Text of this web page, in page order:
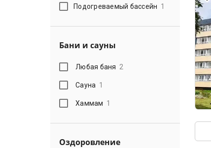
Подогреваемый бассейн 1
Бани и сауны
Любая баня 2
Сауна 1
Хаммам 1
Оздоровление